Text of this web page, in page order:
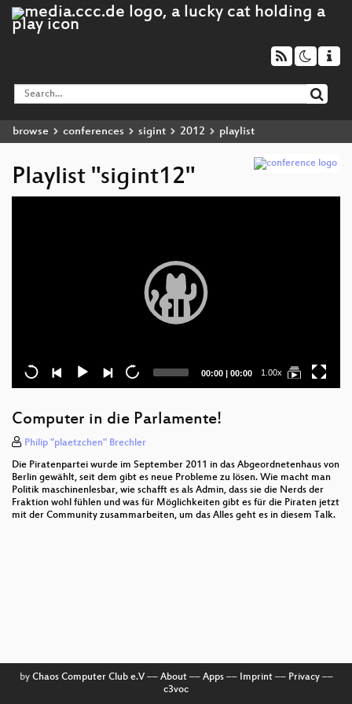
browse conferences sigint 2012 playlist
Playlist "sigint12"
Current
00:00 | Total
00:00 1.00x
Computer in die Parlamente!
Philip "plaetzchen" Brechler
Die Piratenpartei wurde im September 2011 in das Abgeordnetenhaus von
Berlin gewählt, seit dem gibt es neue Probleme zu lösen. Wie macht man
Politik maschinenlesbar, wie schafft es als Admin, dass sie die Nerds der
Fraktion wohl fühlen und was für Möglichkeiten gibt es für die Piraten jetzt
mit der Community zusammarbeiten, um das Alles geht es in diesem Talk.
by Chaos Computer Club e.V–– About–– Apps–– Imprint–– Privacy––
c3voc